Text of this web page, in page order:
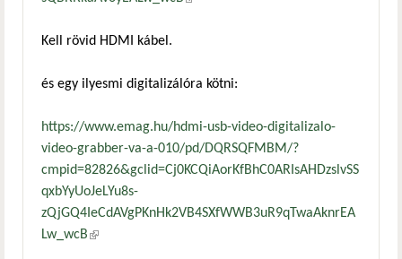
Kell rövid HDMI kábel.
és egy ilyesmi digitalizálóra kötni:
https://www.emag.hu/hdmi-usb-video-digitalizalo-
video-grabber-va-a-010/pd/DQRSQFMBM/?
cmpid=82826&gclid=Cj0KCQiAorKfBhC0ARIsAHDzslvSS
qxbYyUoJeLYu8s-
zQjGQ4IeCdAVgPKnHk2VB4SXfWWB3uR9qTwaAknrEA
Lw_wcB(külső hivatkozás)